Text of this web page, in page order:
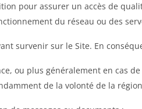
pour assurer un accès de
du réseau ou des
survenir sur le Site. En
ou plus généralement en cas
de la volonté de la